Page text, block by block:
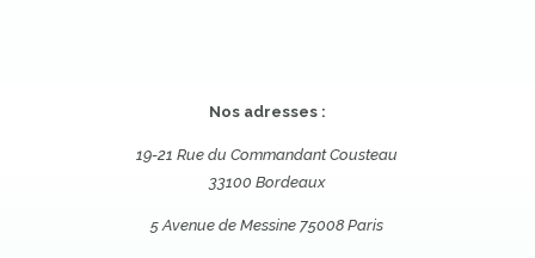
Nos adresses :
19-21 Rue du Commandant Cousteau
33100 Bordeaux
5 Avenue de Messine 75008 Paris